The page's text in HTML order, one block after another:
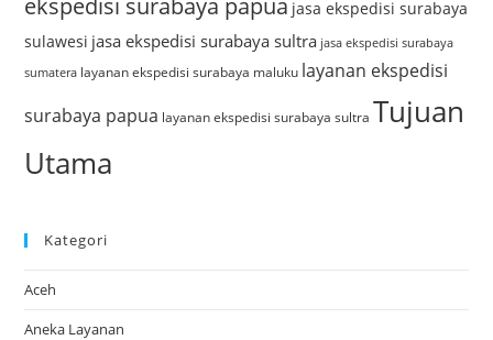
jasa ekspedisi surabaya
sulawesi jasa ekspedisi surabaya sultra jasa ekspedisi surabaya
sumatera layanan ekspedisi surabaya maluku layanan ekspedisi
surabaya papua layanan ekspedisi surabaya sultra Tujuan
Utama
Kategori
Aceh
Aneka Layanan